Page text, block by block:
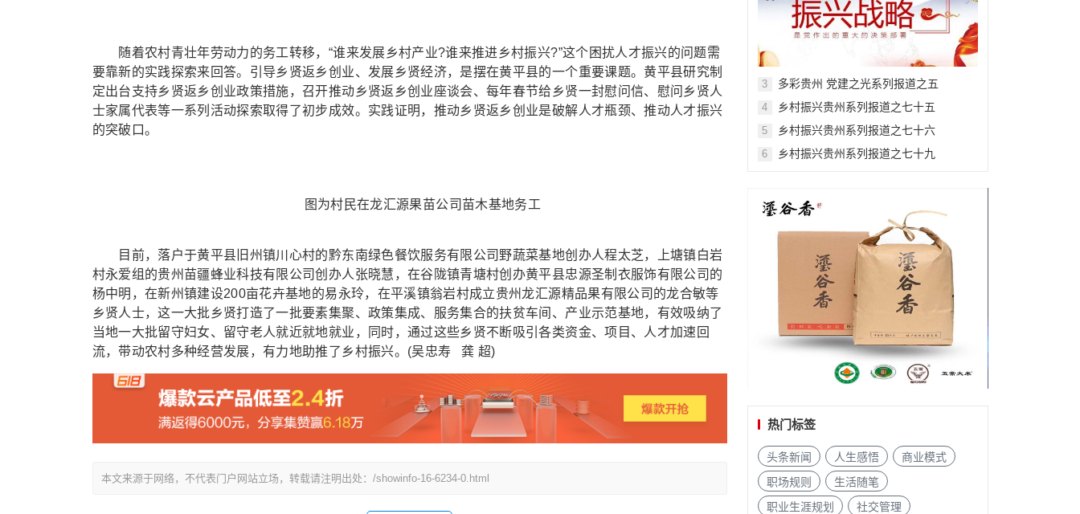
随着农村青壮年劳动力的务工转移，“谁来发展乡村产业?谁来推进乡村振兴?”这个困扰人才振兴的问题需
要靠新的实践探索来回答。引导乡贤返乡创业、发展乡贤经济，是摆在黄平县的一个重要课题。黄平县研究制
定出台支持乡贤返乡创业政策措施，召开推动乡贤返乡创业座谈会、每年春节给乡贤一封慰问信、慰问乡贤人
士家属代表等一系列活动探索取得了初步成效。实践证明，推动乡贤返乡创业是破解人才瓶颈、推动人才振兴
的突破口。
图为村民在龙汇源果苗公司苗木基地务工
目前，落户于黄平县旧州镇川心村的黔东南绿色餐饮服务有限公司野蔬菜基地创办人程太芝，上塘镇白岩
村永爱组的贵州苗疆蜂业科技有限公司创办人张晓慧，在谷陇镇青塘村创办黄平县忠源圣制衣服饰有限公司的
杨中明，在新州镇建设200亩花卉基地的易永玲，在平溪镇翁岩村成立贵州龙汇源精品果有限公司的龙合敏等
乡贤人士，这一大批乡贤打造了一批要素集聚、政策集成、服务集合的扶贫车间、产业示范基地，有效吸纳了
当地一大批留守妇女、留守老人就近就地就业，同时，通过这些乡贤不断吸引各类资金、项目、人才加速回
流，带动农村多种经营发展，有力地助推了乡村振兴。(吴忠寿 龚 超)
本文来源于网络，不代表门户网站立场，转载请注明出处：/showinfo-16-6234-0.html
3 多彩贵州 党建之光系列报道之五
4 乡村振兴贵州系列报道之七十五
5 乡村振兴贵州系列报道之七十六
6 乡村振兴贵州系列报道之七十九
热门标签
头条新闻 人生感悟
商业模式
职场规则
生活随笔
职业生涯规划
社交管理